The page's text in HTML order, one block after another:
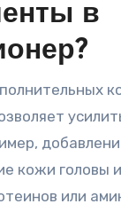
в
кожи головы
или